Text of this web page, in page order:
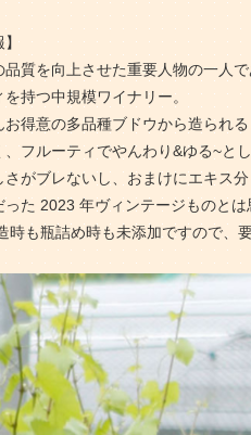
】
品質を向上させた重要人物の一人
持つ中規模ワイナリー。
得意の多品種ブドウから造られ
フルーティでやんわり&ゆる~と
がブレないし、おまけにエキス分
った 2023 年ヴィンテージものと
時も瓶詰め時も未添加ですので、